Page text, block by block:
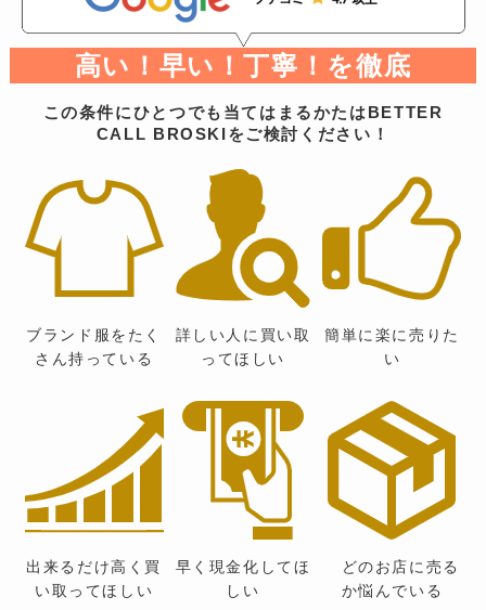
高い！早い！丁寧！を徹底
この条件にひとつでも当てはまるかたはBETTER
CALL BROSKIをご検討ください！
ブランド服をたく
さん持っている
詳しい人に買い取
ってほしい
簡単に楽に売りた
い
出来るだけ高く買
い取ってほしい
早く現金化してほ
しい
どのお店に売る
か悩んでいる